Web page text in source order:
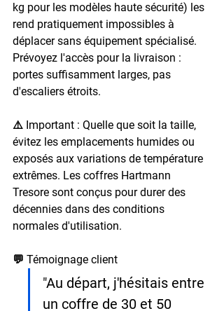
kg pour les modèles haute sécurité) les
rend pratiquement impossibles à
déplacer sans équipement spécialisé.
Prévoyez l'accès pour la livraison :
portes suffisamment larges, pas
d'escaliers étroits.
⚠️ Important : Quelle que soit la taille,
évitez les emplacements humides ou
exposés aux variations de température
extrêmes. Les coffres Hartmann
Tresore sont conçus pour durer des
décennies dans des conditions
normales d'utilisation.
💬 Témoignage client
"Au départ, j'hésitais entre
un coffre de 30 et 50